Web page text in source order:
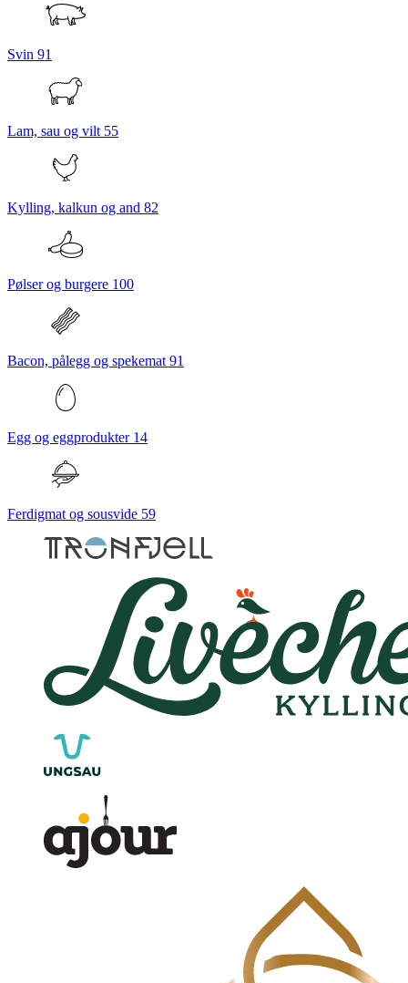
Svin 91
Lam, sau og vilt 55
Kylling, kalkun og and 82
Pølser og burgere 100
Bacon, pålegg og spekemat 91
Egg og eggprodukter 14
Ferdigmat og sousvide 59